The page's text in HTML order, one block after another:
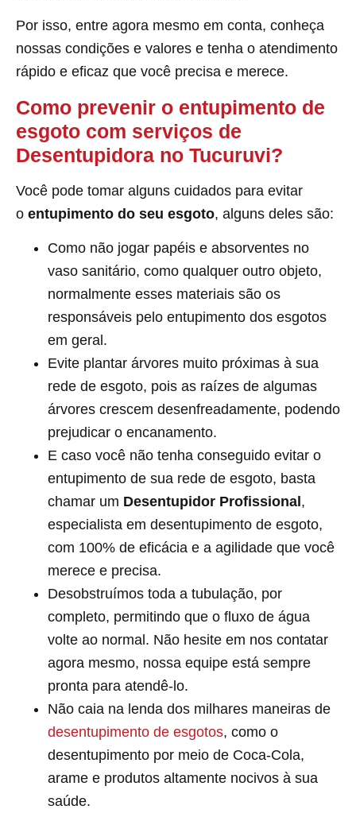
Por isso, entre agora mesmo em conta, conheça
nossas condições e valores e tenha o atendimento
rápido e eficaz que você precisa e merece.
Como prevenir o entupimento de
esgoto com serviços de
Desentupidora no Tucuruvi?
Você pode tomar alguns cuidados para evitar
o entupimento do seu esgoto, alguns deles são:
Como não jogar papéis e absorventes no
vaso sanitário, como qualquer outro objeto,
normalmente esses materiais são os
responsáveis pelo entupimento dos esgotos
em geral.
Evite plantar árvores muito próximas à sua
rede de esgoto, pois as raízes de algumas
árvores crescem desenfreadamente, podendo
prejudicar o encanamento.
E caso você não tenha conseguido evitar o
entupimento de sua rede de esgoto, basta
chamar um Desentupidor Profissional ,
especialista em desentupimento de esgoto,
com 100% de eficácia e a agilidade que você
merece e precisa.
Desobstruímos toda a tubulação, por
completo, permitindo que o fluxo de água
volte ao normal. Não hesite em nos contatar
agora mesmo, nossa equipe está sempre
pronta para atendê-lo.
Não caia na lenda dos milhares maneiras de
desentupimento de esgotos, como o
desentupimento por meio de Coca-Cola,
arame e produtos altamente nocivos à sua
saúde.